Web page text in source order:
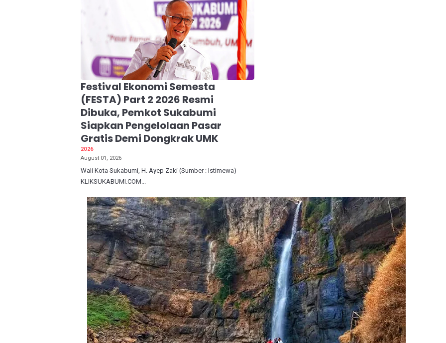
Festival Ekonomi Semesta
(FESTA) Part 2 2026 Resmi
Dibuka, Pemkot Sukabumi
Siapkan Pengelolaan Pasar
Gratis Demi Dongkrak UMK
2026
August 01, 2026
Wali Kota Sukabumi, H. Ayep Zaki (Sumber : Istimewa)
KLIKSUKABUMI.COM...